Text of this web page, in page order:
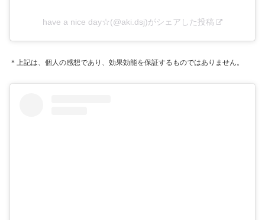
have a nice day☆(@aki.dsj)がシェアした投稿
＊上記は、個人の感想であり、効果効能を保証するものではありません。